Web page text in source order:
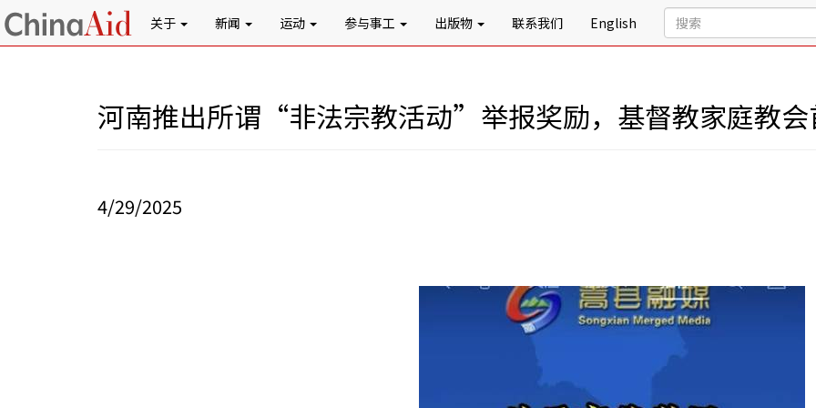
关于 新闻 运动 参与事工 出版物 联系我们 English
河南推出所谓“非法宗教活动”举报奖励，基督教家庭教会
4/29/2025